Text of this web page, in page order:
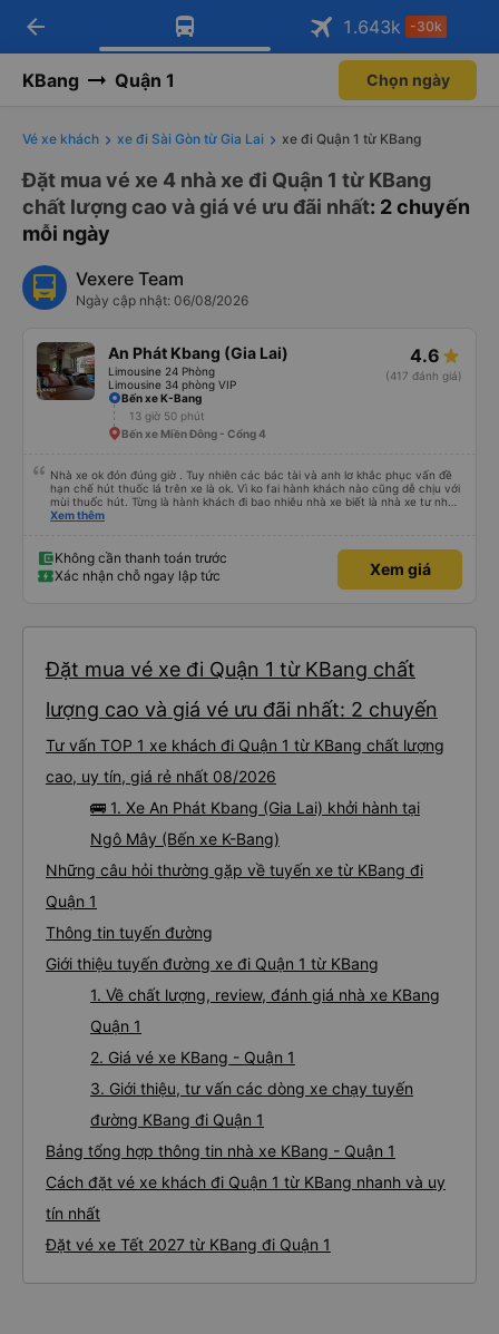
Tải app Vexere ngay!
Nhận ưu đãi thành viên độc
Mở app
Tải app Vexere
-30k/ghế khi đặt vé máy bay qua
Mở app
arrow_back 1.643k -30k
KBang Quận 1 Chọn ngày
Vé xe khách xe đi Sài Gòn từ Gia Lai xe đi Quận 1 từ KBang
Đặt mua vé xe 4 nhà xe đi Quận 1 từ KBang
chất lượng cao và giá vé ưu đãi nhất: 2 chuyến
mỗi ngày
Vexere Team
Ngày cập nhật: 06/08/2026
An Phát Kbang (Gia Lai)
Limousine 24 Phòng
Limousine 34 phòng VIP
4.6
(417 đánh giá)
Bến xe K-Bang
13 giờ 50 phút
Bến xe Miền Đông - Cổng 4
Nhà xe ok đón đúng giờ . Tuy nhiên các bác tài và anh lơ khắc phục vấn đề
hạn chế hút thuốc lá trên xe là ok. Vì ko fai hành khách nào cũng dễ chịu với
mùi thuốc hút. Từng là hành khách đi bao nhiêu nhà xe biết là nhà xe tư nhân
, nhưng hãy theo cách vận hành của Phương Trang Busline, từ tổng đài cho
Xem thêm
Không cần thanh toán trước
Xác nhận chỗ ngay lập tức
Xem giá
Đặt mua vé xe đi Quận 1 từ KBang chất
lượng cao và giá vé ưu đãi nhất: 2 chuyến
Tư vấn TOP 1 xe khách đi Quận 1 từ KBang chất lượng
cao, uy tín, giá rẻ nhất 08/2026
🚌 1. Xe An Phát Kbang (Gia Lai) khởi hành tại
Ngô Mây (Bến xe K-Bang)
Những câu hỏi thường gặp về tuyến xe từ KBang đi
Quận 1
Thông tin tuyến đường
Giới thiệu tuyến đường xe đi Quận 1 từ KBang
1. Về chất lượng, review, đánh giá nhà xe KBang
Quận 1
2. Giá vé xe KBang - Quận 1
3. Giới thiệu, tư vấn các dòng xe chạy tuyến
đường KBang đi Quận 1
Bảng tổng hợp thông tin nhà xe KBang - Quận 1
Cách đặt vé xe khách đi Quận 1 từ KBang nhanh và uy
tín nhất
Đặt vé xe Tết 2027 từ KBang đi Quận 1